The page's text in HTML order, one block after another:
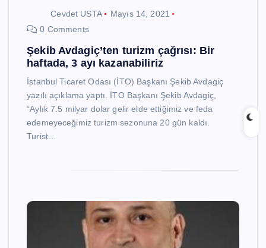
Cevdet USTA
Mayıs 14, 2021
0 Comments
Şekib Avdagiç’ten turizm çağrısı: Bir
haftada, 3 ayı kazanabiliriz
İstanbul Ticaret Odası (İTO) Başkanı Şekib Avdagiç
yazılı açıklama yaptı. İTO Başkanı Şekib Avdagiç,
“Aylık 7.5 milyar dolar gelir elde ettiğimiz ve feda
edemeyeceğimiz turizm sezonuna 20 gün kaldı.
Turist…